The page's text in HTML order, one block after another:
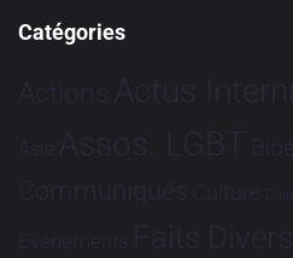
Catégories
Actions Actus
Asie Assos. LGBT
Communiqués Culture
Evénements Faits Divers